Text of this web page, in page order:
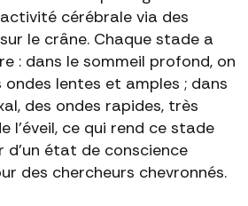
cérébrale via des
le crâne. Chaque stade a
: dans le sommeil profond, on
ondes lentes et amples ; dans
des ondes rapides, très
l'éveil, ce qui rend ce stade
d'un état de conscience
des chercheurs chevronnés.